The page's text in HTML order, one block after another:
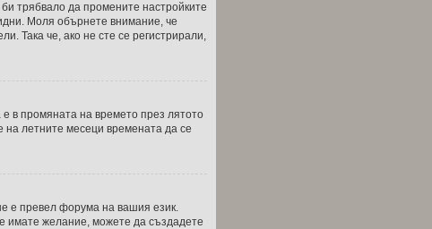
трябвало да промените настройките
Моля обърнете внимание, че
Така че, ако не сте се регистрирали,
в промяната на времето през лятото
на летните месеци времената да се
е превел форума на вашия език.
имате желание, можете да създадете